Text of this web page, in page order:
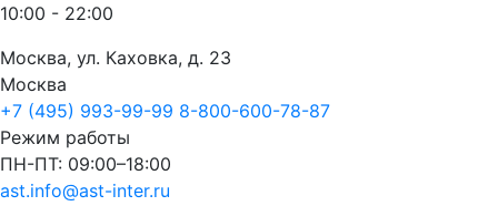
10:00 - 22:00
Москва, ул. Каховка, д. 23
Москва
+7 (495) 993-99-99 8-800-600-78-87
Режим работы
ПН-ПТ: 09:00–18:00
ast.info@ast-inter.ru